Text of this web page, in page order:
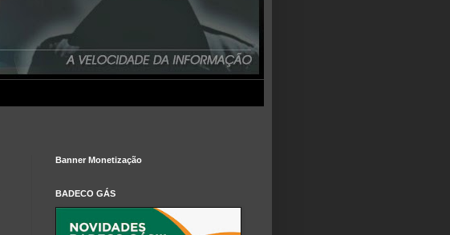
Banner Monetização
BADECO GÁS